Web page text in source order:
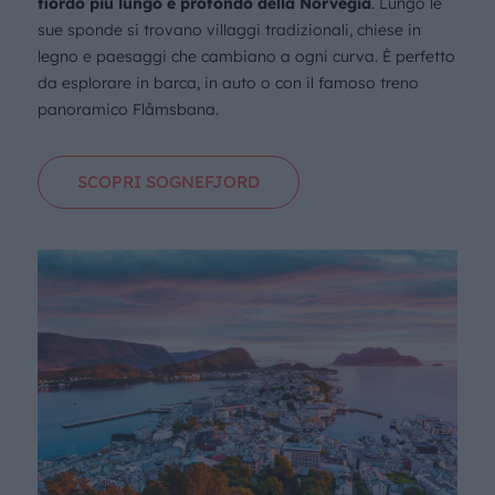
sue sponde si trovano villaggi tradizionali, chiese in
legno e paesaggi che cambiano a ogni curva. È perfetto
da esplorare in barca, in auto o con il famoso treno
panoramico Flåmsbana.
SCOPRI SOGNEFJORD